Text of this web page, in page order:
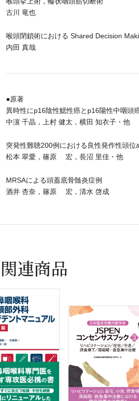
古川 竜也
喉頭閉鎖術における Shared Decision
内田 真哉
●原著
異時性にp16陰性鰓性癌とp16陽性中咽頭
中濵 千晶，上村 健太，横田 知衣子・他
突発性難聴200例における良性発作性頭位
松本 翠愛，篠原 宏，長沼 里佳・他
MRSAによる頭蓋底骨髄炎症例
酒井 杏奈，篠原 宏，清水 啓成
関連商品